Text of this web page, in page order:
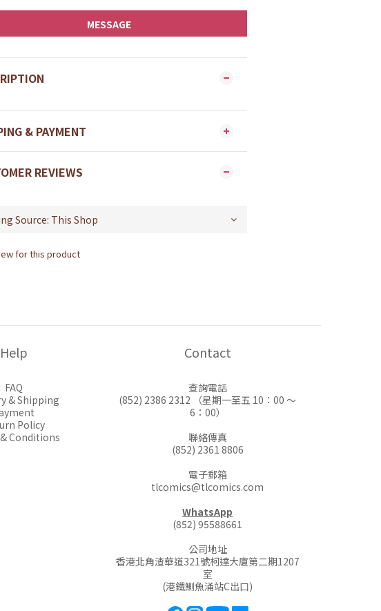
MESSAGE
& PAYMENT
REVIEWS
for this product
Help
FAQ
& Shipping
Policy
Conditions
Contact
查詢電話
(852) 2386 2312 （星期一至五 10：00 ～
6：00）
聯絡傳真
(852) 2361 8806
電子郵箱
tlcomics@tlcomics.com
WhatsApp
(852) 95588661
公司地址
香港北角渣華道321號柯達大廈第二期1207
室
(港鐵鰂魚涌站C出口)